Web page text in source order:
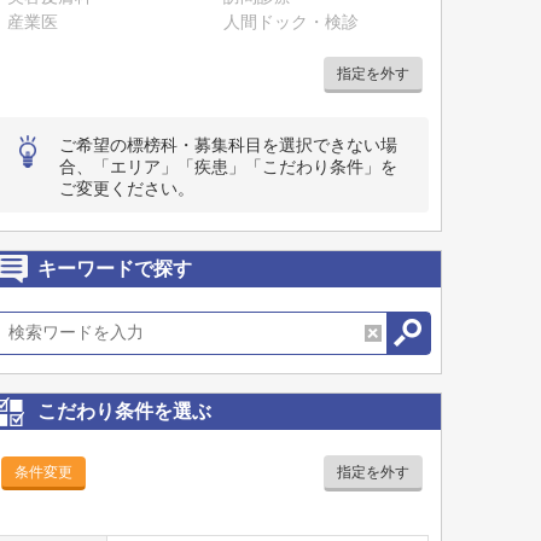
産業医
人間ドック・検診
指定を外す
ご希望の標榜科・募集科目を選択できない場
合、「エリア」「疾患」「こだわり条件」を
ご変更ください。
キーワードで探す
こだわり条件を選ぶ
条件変更 指定を外す